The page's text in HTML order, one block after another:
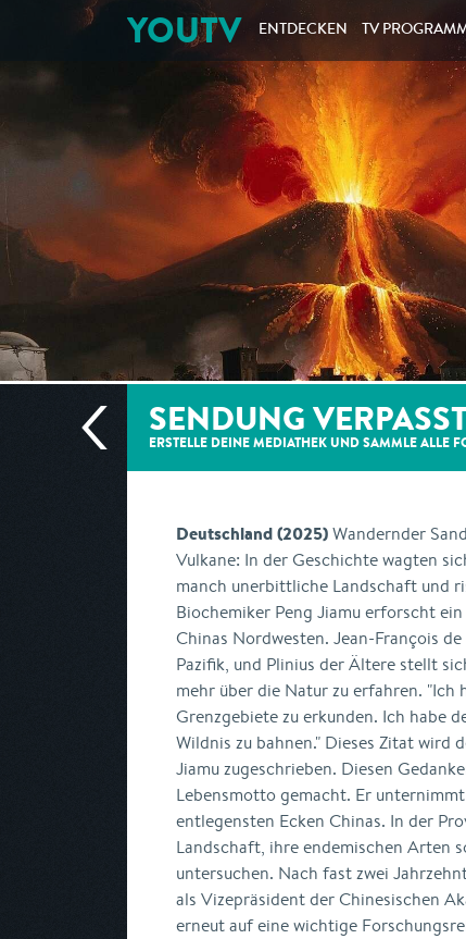
YOUTV ENTDECKEN TV
SENDUNG
ERSTELLE DEINE MEDIATHEK UND SAMMLE ALLE
Deutschland (2025)Wandernder
Vulkane: In der Geschichte wagten
manch unerbittliche Landschaft und
Biochemiker Peng Jiamu erforscht
Chinas Nordwesten. Jean-François
Pazifik, und Plinius der Ältere stellt
mehr über die Natur zu erfahren. "Ich
Grenzgebiete zu erkunden. Ich habe
Wildnis zu bahnen." Dieses Zitat wird
Jiamu zugeschrieben. Diesen
Lebensmotto gemacht. Er
entlegensten Ecken Chinas. In der
Landschaft, ihre endemischen Arten
untersuchen. Nach fast zwei
als Vizepräsident der Chinesischen
erneut auf eine wichtige